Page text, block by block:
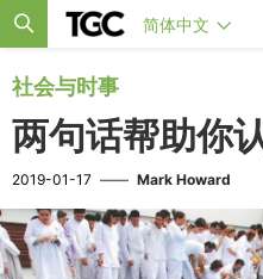
简体中文
社会与时事
两句话帮助你
2019-01-17 —— Mark Howard